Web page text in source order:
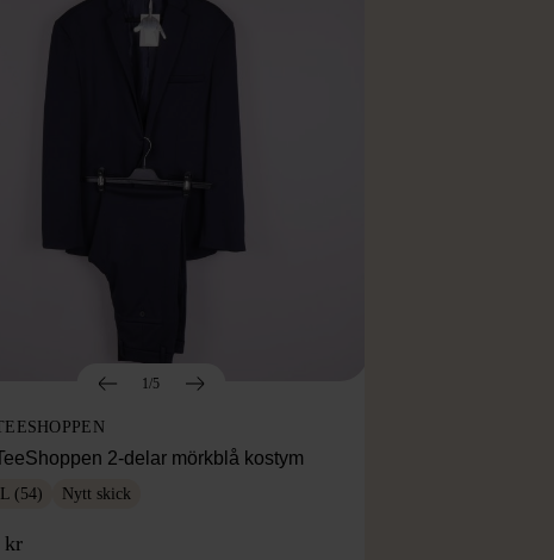
1/5
2-delar mörkblå kostym
(54) Nytt skick
kr